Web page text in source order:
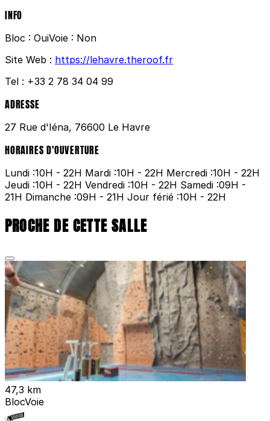
INFO
Bloc : OuiVoie : Non
Site Web : https://lehavre.theroof.fr
Tel : +33 2 78 34 04 99
ADRESSE
27 Rue d'Iéna, 76600 Le Havre
HORAIRES D'OUVERTURE
Lundi :10H - 22H Mardi :10H - 22H Mercredi :10H - 22H
Jeudi :10H - 22H Vendredi :10H - 22H Samedi :09H -
21H Dimanche :09H - 21H Jour férié :10H - 22H
PROCHE DE CETTE SALLE
47,3 km
BlocVoie